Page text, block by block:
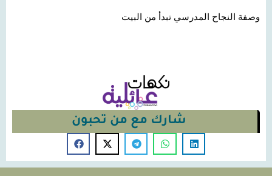
وصفة النجاح المدرسي تبدأ من البيت
شارك مع من تحبون